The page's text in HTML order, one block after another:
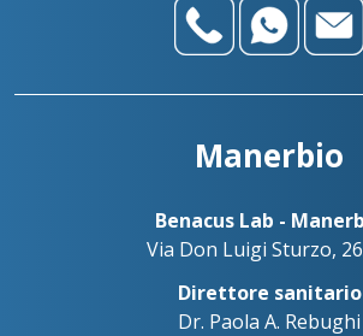
Manerbio
Benacus Lab -
Via Don Luigi Sturzo,
Direttore sanitario
Dr. Paola A. Rebughi